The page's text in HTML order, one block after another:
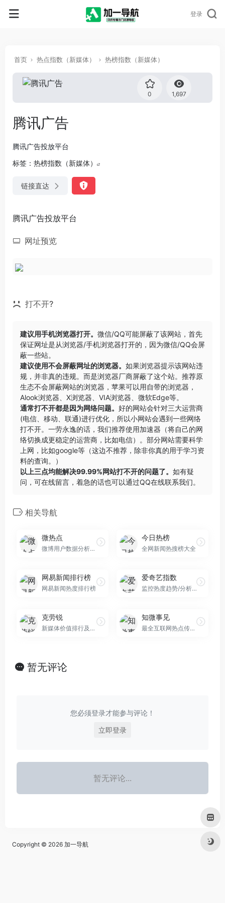
登录
首页 热点指数（新媒体） 热榜指数（新媒体）
0 1,697
腾讯广告
腾讯广告投放平台
标签： 热榜指数（新媒体）
链接直达
腾讯广告投放平台
网址预览
打不开?
建议用手机浏览器打开。 微信/QQ可能屏蔽了该网站，首先
保证网址是从浏览器/手机浏览器打开的，因为微信/QQ会屏
蔽一些站。
建议使用不会屏蔽网址的浏览器。 如果浏览器提示该网站违
规，并非真的违规。而是浏览器厂商屏蔽了这个站。推荐原
生态不会屏蔽网站的浏览器，苹果可以用自带的浏览器，
Alook浏览器
X浏览器 VIA浏览器 微软Edge等。
通常打不开都是因为网络问题。 好的网站会针对三大运营商
(电信、移动、联通)进行优化，所以小网站会遇到一些网络
打不开。一劳永逸的话，我们推荐使用加速器（将自己的网
络切换成更稳定的运营商，比如电信）。部分网站需要科学
上网，比如google等（这边不推荐，除非你真的用于学习资
料的查询。）
以上三点均能解决99.99%网站打不开的问题了。 如有疑
问，可在线留言，着急的话也可以通过QQ在线联系我们。
相关导航
微热点
微博用户数据分析事件热词趋势
今日热榜
全网新闻热搜榜大全
网易新闻排行榜
网易新闻热度排行榜
爱奇艺指数
监控热度趋势/分析视频看点/洞察受众兴趣
克劳锐
新媒体价值排行及版权经济管理
知微事见
最全互联网热点传播分析平台
暂无评论
您必须登录才能参与评论！
立即登录
暂无评论...
Copyright © 2026 加一导航